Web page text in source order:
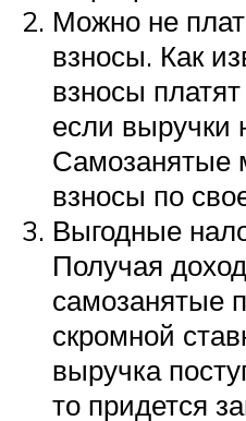
Можно не
взносы. Как
взносы
если выручки
Самозанятые
взносы по
Выгодные
Получая
самозанятые
скромной
выручка
то придется